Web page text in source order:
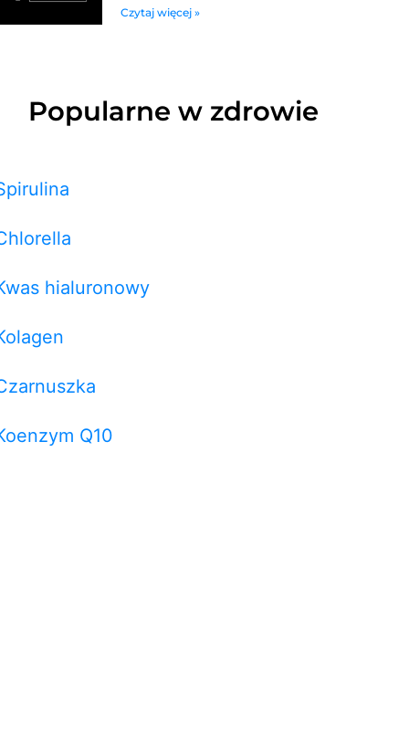
Czytaj więcej »
Popularne w zdrowie
hialuronowy
Q10